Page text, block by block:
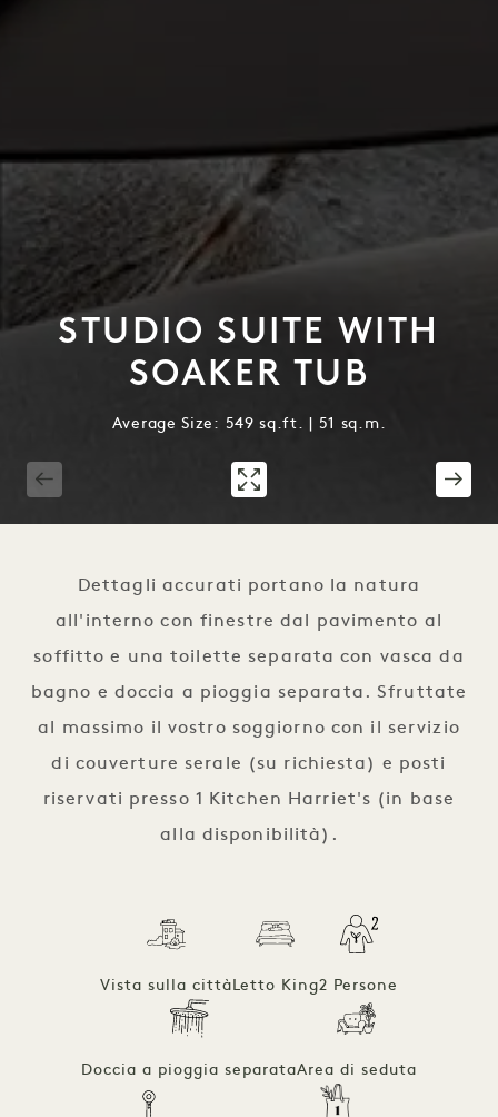
STUDIO SUITE WITH
SOAKER TUB
Average Size: 549 sq.ft. | 51 sq.m.
Dettagli accurati portano la natura
all'interno con finestre dal pavimento al
soffitto e una toilette separata con vasca da
bagno e doccia a pioggia separata. Sfruttate
al massimo il vostro soggiorno con il servizio
di couverture serale (su richiesta) e posti
riservati presso 1 Kitchen Harriet's (in base
alla disponibilità).
Vista sulla cittàLetto King2 Persone
Doccia a pioggia separataArea di seduta